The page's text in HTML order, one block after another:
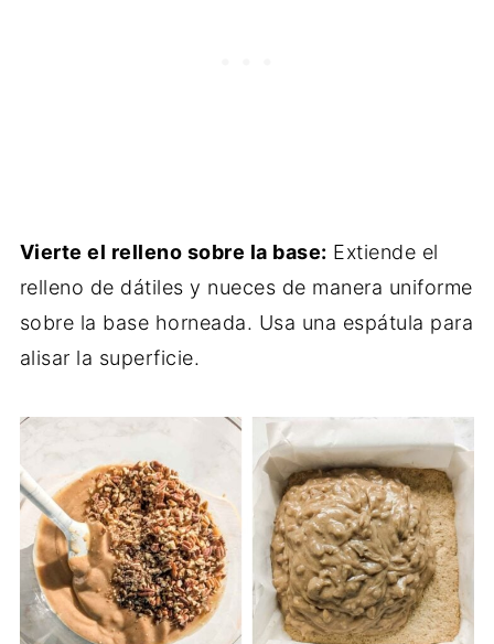
Vierte el relleno sobre la base: Extiende el
relleno de dátiles y nueces de manera uniforme
sobre la base horneada. Usa una espátula para
alisar la superficie.